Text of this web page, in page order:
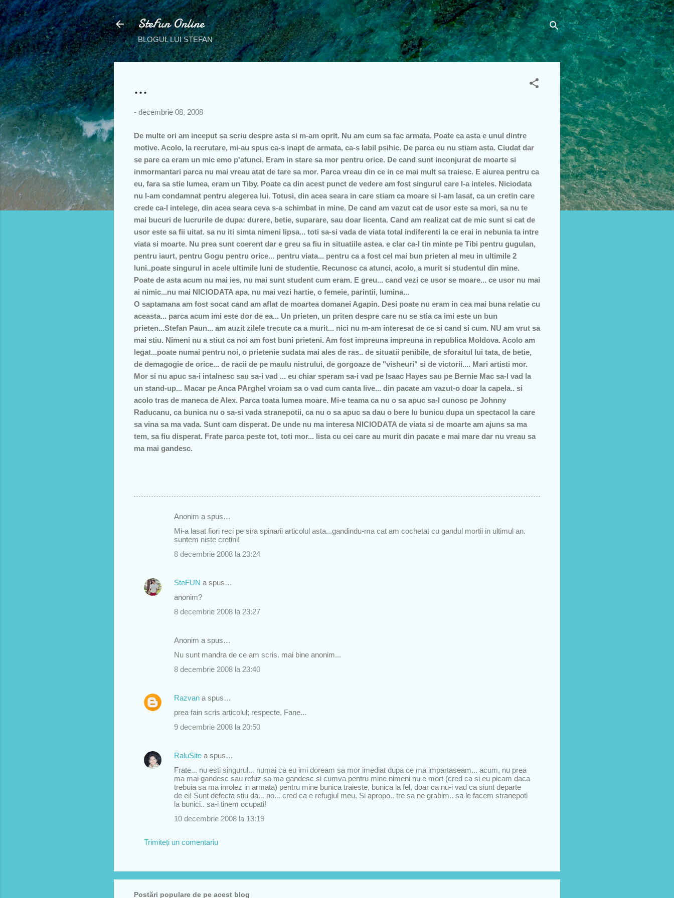
Treceți la conținutul principal
SteFun Online
BLOGUL LUI STEFAN
...
- decembrie 08, 2008
De multe ori am inceput sa scriu despre asta si m-am oprit. Nu am cum sa fac armata. Poate ca asta e unul dintre
motive. Acolo, la recrutare, mi-au spus ca-s inapt de armata, ca-s labil psihic. De parca eu nu stiam asta. Ciudat dar
se pare ca eram un mic emo p'atunci. Eram in stare sa mor pentru orice. De cand sunt inconjurat de moarte si
inmormantari parca nu mai vreau atat de tare sa mor. Parca vreau din ce in ce mai mult sa traiesc. E aiurea pentru ca
eu, fara sa stie lumea, eram un Tiby. Poate ca din acest punct de vedere am fost singurul care l-a inteles. Niciodata
nu l-am condamnat pentru alegerea lui. Totusi, din acea seara in care stiam ca moare si l-am lasat, ca un cretin care
crede ca-l intelege, din acea seara ceva s-a schimbat in mine. De cand am vazut cat de usor este sa mori, sa nu te
mai bucuri de lucrurile de dupa: durere, betie, suparare, sau doar licenta. Cand am realizat cat de mic sunt si cat de
usor este sa fii uitat. sa nu iti simta nimeni lipsa... toti sa-si vada de viata total indiferenti la ce erai in nebunia ta intre
viata si moarte. Nu prea sunt coerent dar e greu sa fiu in situatiile astea. e clar ca-l tin minte pe Tibi pentru gugulan,
pentru iaurt, pentru Gogu pentru orice... pentru viata... pentru ca a fost cel mai bun prieten al meu in ultimile 2
luni..poate singurul in acele ultimile luni de studentie. Recunosc ca atunci, acolo, a murit si studentul din mine.
Poate de asta acum nu mai ies, nu mai sunt student cum eram. E greu... cand vezi ce usor se moare... ce usor nu mai
ai nimic...nu mai NICIODATA apa, nu mai vezi hartie, o femeie, parintii, lumina...
O saptamana am fost socat cand am aflat de moartea domanei Agapin. Desi poate nu eram in cea mai buna relatie cu
aceasta... parca acum imi este dor de ea... Un prieten, un priten despre care nu se stia ca imi este un bun
prieten...Stefan Paun... am auzit zilele trecute ca a murit... nici nu m-am interesat de ce si cand si cum. NU am vrut sa
mai stiu. Nimeni nu a stiut ca noi am fost buni prieteni. Am fost impreuna impreuna in republica Moldova. Acolo am
legat...poate numai pentru noi, o prietenie sudata mai ales de ras.. de situatii penibile, de sforaitul lui tata, de betie,
de demagogie de orice... de racii de pe maulu nistrului, de gorgoaze de "visheuri" si de victorii.... Mari artisti mor.
Mor si nu apuc sa-i intalnesc sau sa-i vad ... eu chiar speram sa-i vad pe Isaac Hayes sau pe Bernie Mac sa-l vad la
un stand-up... Macar pe Anca PArghel vroiam sa o vad cum canta live... din pacate am vazut-o doar la capela.. si
acolo tras de maneca de Alex. Parca toata lumea moare. Mi-e teama ca nu o sa apuc sa-l cunosc pe Johnny
Raducanu, ca bunica nu o sa-si vada stranepotii, ca nu o sa apuc sa dau o bere lu bunicu dupa un spectacol la care
sa vina sa ma vada. Sunt cam disperat. De unde nu ma interesa NICIODATA de viata si de moarte am ajuns sa ma
tem, sa fiu disperat. Frate parca peste tot, toti mor... lista cu cei care au murit din pacate e mai mare dar nu vreau sa
ma mai gandesc.
n
t
Anonim a spus…
Mi-a lasat fiori reci pe sira spinarii articolul asta...gandindu-ma cat am cochetat cu gandul mortii in ultimul an.
suntem niste cretini!
8 decembrie 2008 la 23:24
SteFUN a spus…
anonim?
8 decembrie 2008 la 23:27
Anonim a spus…
Nu sunt mandra de ce am scris. mai bine anonim...
8 decembrie 2008 la 23:40
Razvan a spus…
prea fain scris articolul; respecte, Fane...
9 decembrie 2008 la 20:50
RaluSite a spus…
Frate... nu esti singurul... numai ca eu imi doream sa mor imediat dupa ce ma impartaseam... acum, nu prea
ma mai gandesc sau refuz sa ma gandesc si cumva pentru mine nimeni nu e mort (cred ca si eu picam daca
trebuia sa ma inrolez in armata) pentru mine bunica traieste, bunica la fel, doar ca nu-i vad ca siunt departe
de ei! Sunt defecta stiu da... no... cred ca e refugiul meu. Si apropo.. tre sa ne grabim.. sa le facem stranepoti
la bunici.. sa-i tinem ocupati!
10 decembrie 2008 la 13:19
Trimiteți un comentariu
Postări populare de pe acest blog